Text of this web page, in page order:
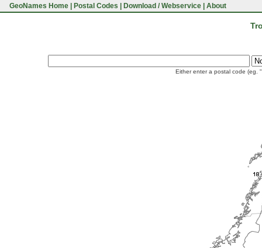
GeoNames Home Postal Codes Download / Webservice About
Either enter a postal code (eg.